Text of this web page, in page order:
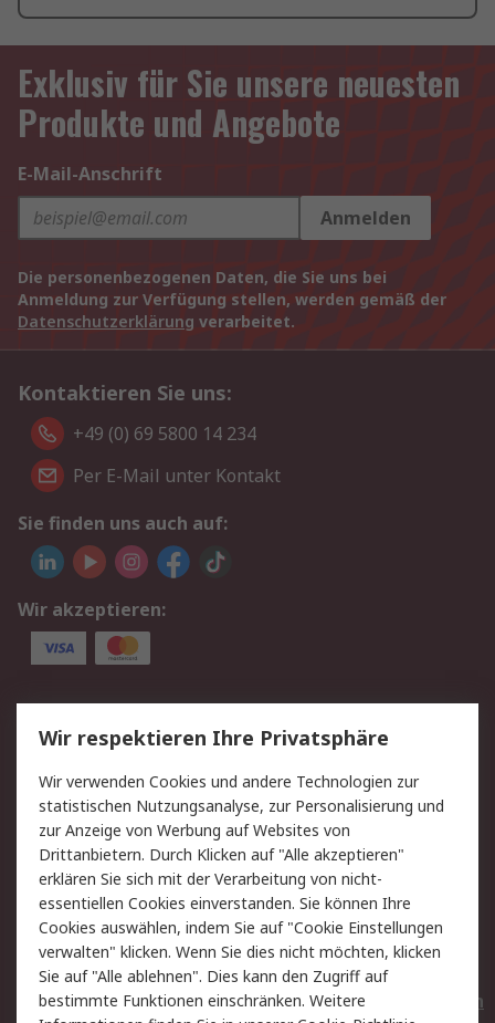
Exklusiv für Sie unsere neuesten
Produkte und Angebote
E-Mail-Anschrift
Anmelden
Die personenbezogenen Daten, die Sie uns bei
Anmeldung zur Verfügung stellen, werden gemäß der
Datenschutzerklärung verarbeitet.
Kontaktieren Sie uns:
+49 (0) 69 5800 14 234
Per E-Mail unter Kontakt
Sie finden uns auch auf:
Wir akzeptieren:
Service
Value Added Services
Lieferlösungen
Rücksendungen
Kontakt
Hilfe
Privatkunden
Rechtliches
AGB
Datenschutz
Cookie-Richtlinie
Zahlungsbedingungen
Copyright/Impressum
Entsorgung
Elektrogeräte/Batterien
Wir respektieren Ihre Privatsphäre
Wir verwenden Cookies und andere Technologien zur
statistischen Nutzungsanalyse, zur Personalisierung und
zur Anzeige von Werbung auf Websites von
Drittanbietern. Durch Klicken auf "Alle akzeptieren"
erklären Sie sich mit der Verarbeitung von nicht-
essentiellen Cookies einverstanden. Sie können Ihre
Cookies auswählen, indem Sie auf "Cookie Einstellungen
verwalten" klicken. Wenn Sie dies nicht möchten, klicken
Sie auf "Alle ablehnen". Dies kann den Zugriff auf
bestimmte Funktionen einschränken. Weitere